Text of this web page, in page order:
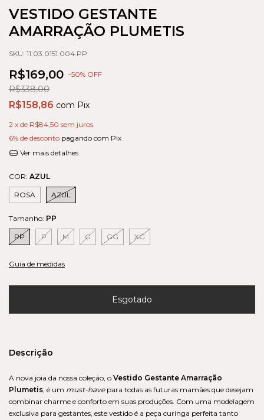
VESTIDO GESTANTE
AMARRAÇÃO PLUMETIS
SKU: 11.03.0151.004.PP
R$169,00 -50% OFF
R$338,00
R$158,86 com Pix
2 x de R$84,50 sem juros
6% de desconto pagando com Pix
Ver mais detalhes
COR: AZUL
ROSA AZUL
Tamanho: PP
PP P M G GG XG
Guia de medidas
Descrição
A nova joia da nossa coleção, o Vestido Gestante Amarração
Plumetis, é um must-havepara todas as futuras mamães que desejam
combinar charme e conforto em suas produções. Com uma modelagem
exclusiva para gestantes, este vestido é a peça curinga perfeita tanto